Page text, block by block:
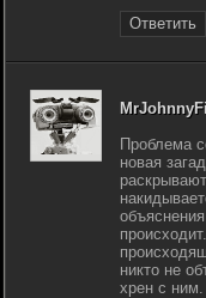
Ответить
Проблема
новая
никто не
хрен с ним.